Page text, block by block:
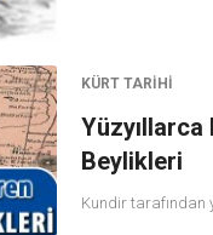
KÜRT TARIHI
Yüzyıllarca
Beylikleri
Kundir tarafından